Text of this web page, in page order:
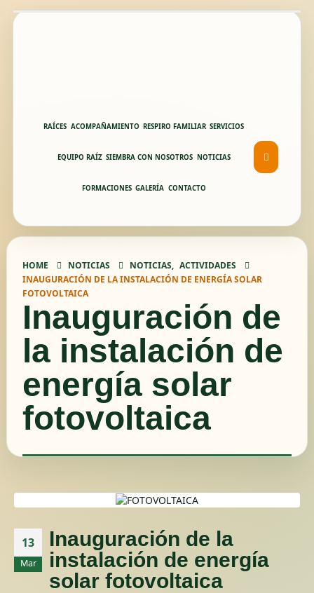
RAÍCES ACOMPAÑAMIENTO RESPIRO FAMILIAR SERVICIOS
EQUIPO RAÍZ SIEMBRA CON NOSOTROS NOTICIAS
FORMACIONES GALERÍA CONTACTO
HOME NOTICIAS NOTICIAS, ACTIVIDADES
INAUGURACIÓN DE LA INSTALACIÓN DE ENERGÍA SOLAR
FOTOVOLTAICA
Inauguración de
la instalación de
energía solar
fotovoltaica
13
Mar
Inauguración de la
instalación de energía
solar fotovoltaica